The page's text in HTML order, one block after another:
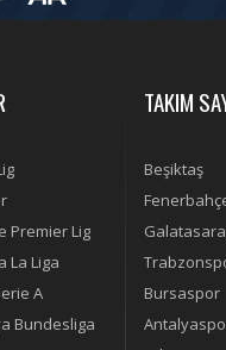
Premier Lig
La Liga
A
Bundesliga
TAKIM
Beşiktaş
Bursaspor